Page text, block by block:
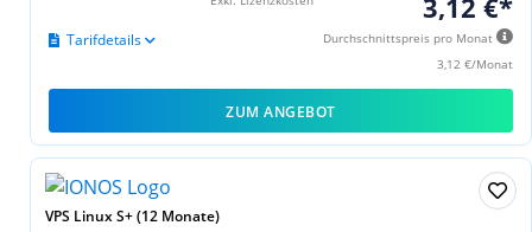
3,12 €*
Durchschnittspreis pro Monat
3,12 €/Monat
Tarifdetails
ZUM ANGEBOT
VPS Linux S+ (12 Monate)